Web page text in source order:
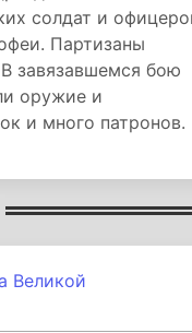
солдат и
Партизаны
завязавшемся бою
оружие и
и много патронов.
Великой